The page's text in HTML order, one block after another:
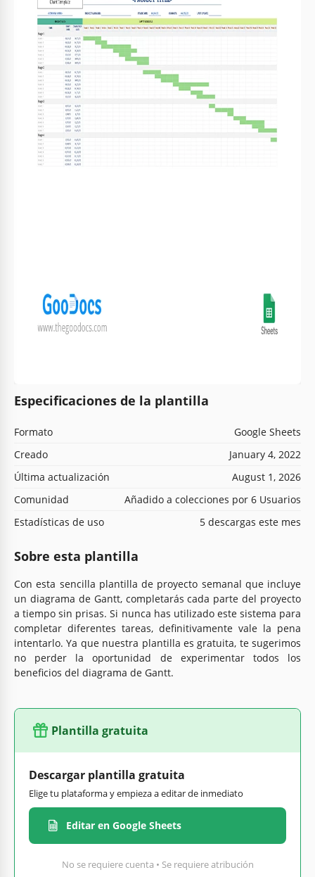
Especificaciones de la plantilla
Formato
Google Sheets
Creado
January 4, 2022
Última actualización
August 1, 2026
Comunidad
Añadido a colecciones por 6 Usuarios
Estadísticas de uso
5 descargas este mes
Sobre esta plantilla
Con esta sencilla plantilla de proyecto semanal que incluye
un diagrama de Gantt, completarás cada parte del proyecto
a tiempo sin prisas. Si nunca has utilizado este sistema para
completar diferentes tareas, definitivamente vale la pena
intentarlo. Ya que nuestra plantilla es gratuita, te sugerimos
no perder la oportunidad de experimentar todos los
beneficios del diagrama de Gantt.
Plantilla gratuita
Descargar plantilla gratuita
Elige tu plataforma y empieza a editar de inmediato
Editar en Google Sheets
No se requiere cuenta • Se requiere atribución